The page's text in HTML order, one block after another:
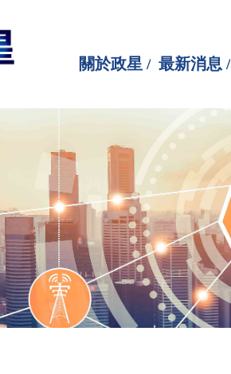
關於政星 / 最新消息 /